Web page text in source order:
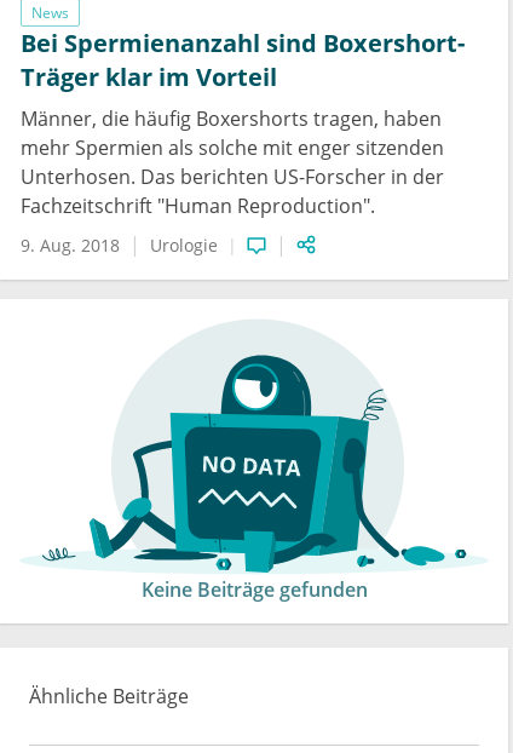
News
Bei Spermienanzahl sind Boxershort-
Träger klar im Vorteil
Männer, die häufig Boxershorts tragen, haben
mehr Spermien als solche mit enger sitzenden
Unterhosen. Das berichten US-Forscher in der
Fachzeitschrift "Human Reproduction".
9. Aug. 2018 Urologie
Keine Beiträge gefunden
Ähnliche Beiträge